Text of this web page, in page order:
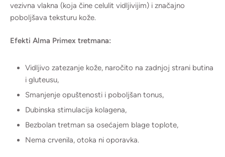
vezivna vlakna (koja čine celulit vidljivijim) i značajno
poboljšava teksturu kože.
Efekti Alma Primex tretmana:
Vidljivo zatezanje kože, naročito na zadnjoj strani butina
i gluteusu,
Smanjenje opuštenosti i poboljšan tonus,
Dubinska stimulacija kolagena,
Bezbolan tretman sa osećajem blage toplote,
Nema crvenila, otoka ni oporavka.